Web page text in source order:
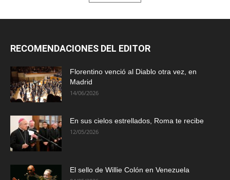
RECOMENDACIONES DEL EDITOR
Florentino venció al Diablo otra vez, en
Madrid
14/06/2026
En sus cielos estrellados, Roma te recibe
12/05/2026
El sello de Willie Colón en Venezuela